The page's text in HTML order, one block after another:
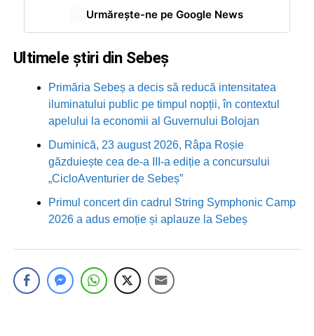
Urmărește-ne pe Google News
Ultimele știri din Sebeș
Primăria Sebeș a decis să reducă intensitatea
iluminatului public pe timpul nopții, în contextul
apelului la economii al Guvernului Bolojan
Duminică, 23 august 2026, Râpa Roșie
găzduiește cea de-a III-a ediție a concursului
„CicloAventurier de Sebeș”
Primul concert din cadrul String Symphonic Camp
2026 a adus emoție și aplauze la Sebeș